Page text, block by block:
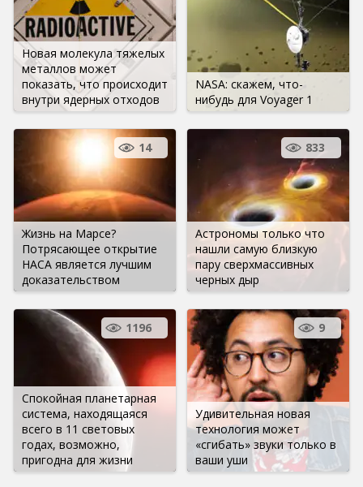
Новая молекула тяжелых
металлов может
показать, что происходит
внутри ядерных отходов
NASA: скажем, что-
нибудь для Voyager 1
Жизнь на Марсе?
Потрясающее открытие
НАСА является лучшим
доказательством
14
Астрономы только что
нашли самую близкую
пару сверхмассивных
черных дыр
833
Спокойная планетарная
система, находящаяся
всего в 11 световых
годах, возможно,
пригодна для жизни
1196
Удивительная новая
технология может
«сгибать» звуки только в
ваши уши
9